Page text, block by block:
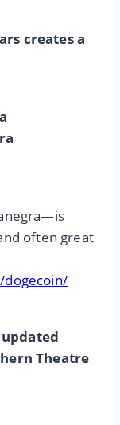
creates a
often great
Theatre